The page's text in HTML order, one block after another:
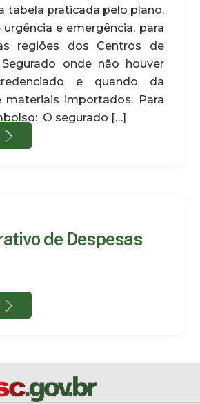
tabela praticada pelo plano,
e emergência, para
regiões dos Centros de
onde não houver
e quando da
materiais importados. Para
O segurado […]
de Despesas